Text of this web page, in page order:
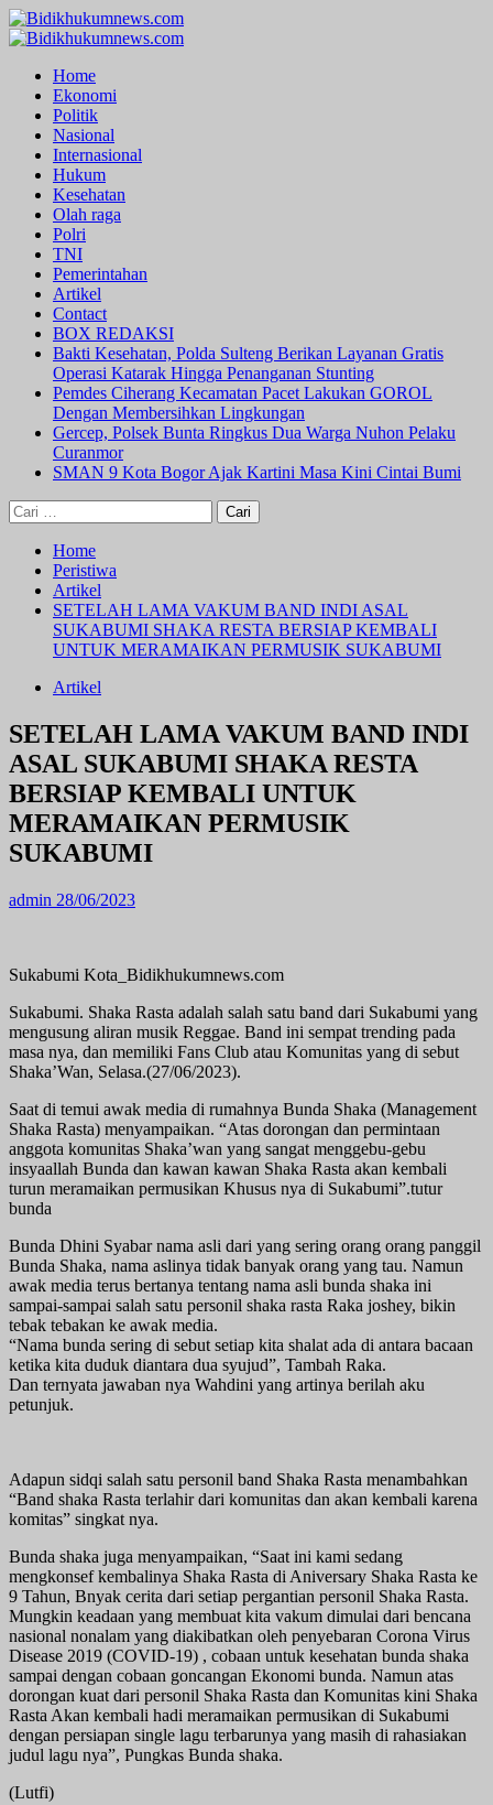
Skip
to
Primary
Home
Ekonomi
Politik
Nasional
Internasional
Hukum
Kesehatan
Olah raga
Polri
TNI
Pemerintahan
Artikel
Contact
BOX REDAKSI
Bakti Kesehatan, Polda Sulteng Berikan Layanan Gratis
Operasi Katarak Hingga Penanganan Stunting
Pemdes Ciherang Kecamatan Pacet Lakukan GOROL
Dengan Membersihkan Lingkungan
Gercep, Polsek Bunta Ringkus Dua Warga Nuhon Pelaku
Curanmor
SMAN 9 Kota Bogor Ajak Kartini Masa Kini Cintai Bumi
Cari
untuk:
Home
Peristiwa
Artikel
SETELAH LAMA VAKUM BAND INDI ASAL
SUKABUMI SHAKA RESTA BERSIAP KEMBALI
UNTUK MERAMAIKAN PERMUSIK SUKABUMI
Artikel
SETELAH LAMA VAKUM BAND INDI
ASAL SUKABUMI SHAKA RESTA
BERSIAP KEMBALI UNTUK
MERAMAIKAN PERMUSIK
SUKABUMI
admin 28/06/2023
Sukabumi Kota_Bidikhukumnews.com
Sukabumi. Shaka Rasta adalah salah satu band dari Sukabumi yang
mengusung aliran musik Reggae. Band ini sempat trending pada
masa nya, dan memiliki Fans Club atau Komunitas yang di sebut
Shaka’Wan, Selasa.(27/06/2023).
Saat di temui awak media di rumahnya Bunda Shaka (Management
Shaka Rasta) menyampaikan. “Atas dorongan dan permintaan
anggota komunitas Shaka’wan yang sangat menggebu-gebu
insyaallah Bunda dan kawan kawan Shaka Rasta akan kembali
turun meramaikan permusikan Khusus nya di Sukabumi”.tutur
bunda
Bunda Dhini Syabar nama asli dari yang sering orang orang panggil
Bunda Shaka, nama aslinya tidak banyak orang yang tau. Namun
awak media terus bertanya tentang nama asli bunda shaka ini
sampai-sampai salah satu personil shaka rasta Raka joshey, bikin
tebak tebakan ke awak media.
“Nama bunda sering di sebut setiap kita shalat ada di antara bacaan
ketika kita duduk diantara dua syujud”, Tambah Raka.
Dan ternyata jawaban nya Wahdini yang artinya berilah aku
petunjuk.
Adapun sidqi salah satu personil band Shaka Rasta menambahkan
“Band shaka Rasta terlahir dari komunitas dan akan kembali karena
komitas” singkat nya.
Bunda shaka juga menyampaikan, “Saat ini kami sedang
mengkonsef kembalinya Shaka Rasta di Aniversary Shaka Rasta ke
9 Tahun, Bnyak cerita dari setiap pergantian personil Shaka Rasta.
Mungkin keadaan yang membuat kita vakum dimulai dari bencana
nasional nonalam yang diakibatkan oleh penyebaran Corona Virus
Disease 2019 (COVID-19) , cobaan untuk kesehatan bunda shaka
sampai dengan cobaan goncangan Ekonomi bunda. Namun atas
dorongan kuat dari personil Shaka Rasta dan Komunitas kini Shaka
Rasta Akan kembali hadi meramaikan permusikan di Sukabumi
dengan persiapan single lagu terbarunya yang masih di rahasiakan
judul lagu nya”, Pungkas Bunda shaka.
(Lutfi)